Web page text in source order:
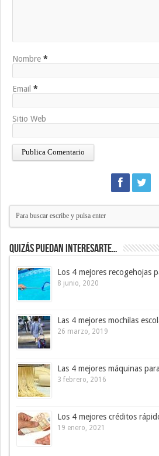
Nombre *
Email *
Sitio Web
Quizás puedan interesarte…
Los 4 mejores recogehojas
8 junio, 2020
Las 4 mejores mochilas
26 marzo, 2019
Las 4 mejores máquinas
3 febrero, 2016
Los 4 mejores créditos
19 enero, 2021